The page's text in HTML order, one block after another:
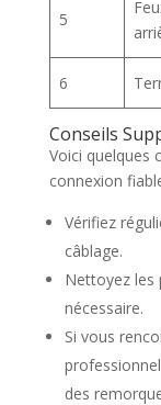
5
6
Conseils
Voici quelques
connexion
Vérifiez
câblage.
Nettoyez les
nécessaire.
Si vous
des